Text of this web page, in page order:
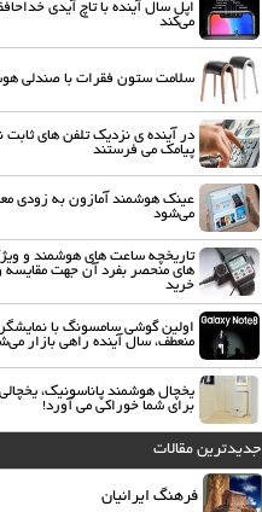
اپل سال آینده با تاچ آیدی
می‌کند
سلامت ستون فقرات با صندلی
در آینده ی نزدیک تلفن های ثابت
پیامک می فرستند
عینک هوشمند آمازون به زودی
می‌شود
تاریخچه ساعت های هوشمند و
های منحصر بفرد آن جهت مقایسه
خرید
اولین گوشی سامسونگ با نمایشگر
منعطف، سال آینده راهی بازار
یخچال هوشمند پاناسونیک،
برای شما خوراکی می آورد!
جدیدترین مقالات
فرهنگ ایرانیان